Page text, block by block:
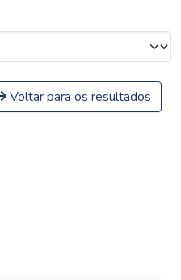
Voltar para os resultados